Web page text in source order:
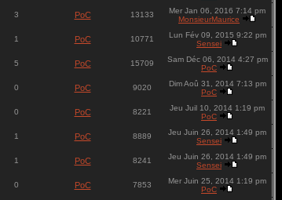
3 PoC 13133
Mer Jan 06, 2016 7:14 pm
MonsieurMaurice
1 PoC 10771
Lun Fév 09, 2015 9:22 pm
Sensei
5 PoC 15709
Sam Déc 06, 2014 4:27 pm
PoC
0 PoC 9020
Dim Aoû 31, 2014 7:13 pm
PoC
0 PoC 8221
Jeu Juil 10, 2014 1:19 pm
PoC
1 PoC 8889
Jeu Juin 26, 2014 1:49 pm
Sensei
1 PoC 8241
Jeu Juin 26, 2014 1:49 pm
Sensei
0 PoC 7853
Mer Juin 25, 2014 1:19 pm
PoC